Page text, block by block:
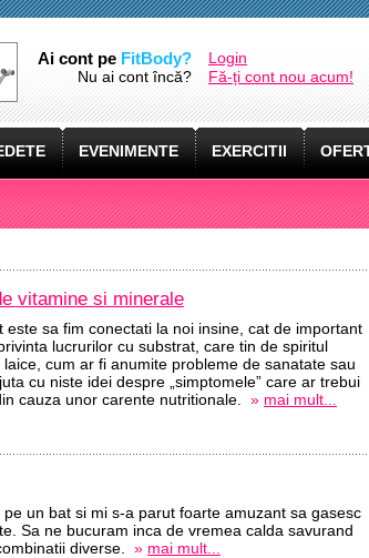
Ai cont pe FitBody?
Login
Nu ai cont încă?
Fă-ți cont nou acum!
EVENIMENTE EXERCITII
vitamine si minerale
sa fim conectati la noi insine, cat de important
lucrurilor cu substrat, care tin de spiritul
cum ar fi anumite probleme de sanatate sau
cu niste idei despre „simptomele” care ar trebui
cauza unor carente nutritionale. » mai mult...
un bat si mi s-a parut foarte amuzant sa gasesc
Sa ne bucuram inca de vremea calda savurand
diverse. » mai mult...